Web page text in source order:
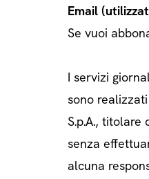
Email
Se vuoi
I servizi
sono
S.p.A., titolare
senza
alcuna